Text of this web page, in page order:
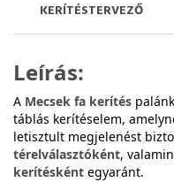
KERÍTÉSTERVEZŐ
Leírás:
A Mecsek fa kerítés
táblás kerítéselem,
letisztult megjelenést
térelválasztóként,
kerítésként egyaránt.